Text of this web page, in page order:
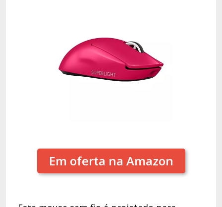
Em oferta na Amazon